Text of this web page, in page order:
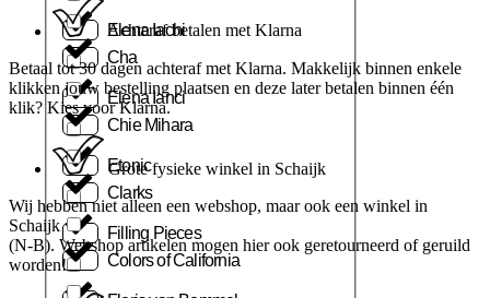
Elena Iachi
Elena Ianci
Etonic
Filling Pieces
Cha
Chie Mihara
Clarks
Colors of California
Achteraf betalen met Klarna
Betaal tot 30 dagen achteraf met Klarna. Makkelijk binnen enkele
klikken jouw bestelling plaatsen en deze later betalen binnen één
klik? Kies voor Klarna.
Grote fysieke winkel in Schaijk
Wij hebben niet alleen een webshop, maar ook een winkel in
Schaijk
(N-B). Webshop artikelen mogen hier ook geretourneerd of geruild
worden!